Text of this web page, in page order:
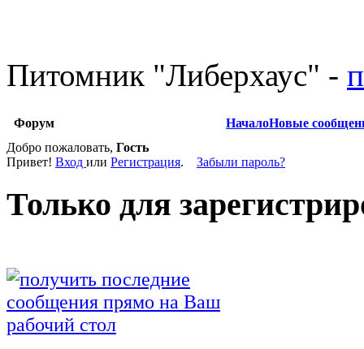
Питомник "Либерхаус" -
Форум НачалоНовые
Добро пожаловать, Гость
Привет! Вход или Регистрация. Забыли пароль?
Только для